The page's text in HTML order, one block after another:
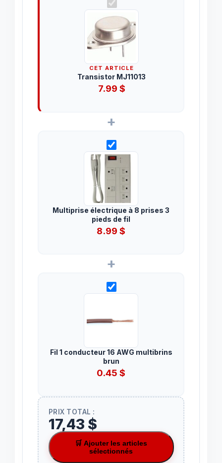
CET ARTICLE
Transistor MJ11013
7.99 $
+
Multiprise électrique à 8 prises 3
pieds de fil
8.99 $
+
Fil 1 conducteur 16 AWG multibrins
brun
0.45 $
PRIX TOTAL :
17,43 $
🛒 Ajouter les articles
sélectionnés